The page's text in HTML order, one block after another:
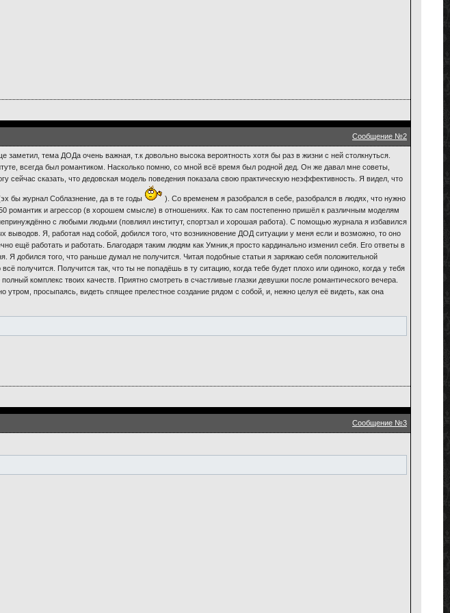
Сообщение №2
заметил, тема ДОДа очень важная, т.к довольно высока вероятность хотя бы раз в жизни с ней столкнуться.
всегда был романтиком. Насколько помню, со мной всё время был родной дед. Он же давал мне советы,
сейчас сказать, что дедовская модель поведения показала свою практическую неэффективность. Я видел, что
бы журнал Соблазнение, да в те годы
). Со временем я разобрался в себе, разобрался в людях, что нужно
романтик и агрессор (в хорошем смысле) в отношениях. Как то сам постепенно пришёл к различным моделям
с любыми людьми (повлиял институт, спортзал и хорошая работа). С помощью журнала я избавился
выводов. Я, работая над собой, добился того, что возникновение ДОД ситуации у меня если и возможно, то оно
ещё работать и работать. Благодаря таким людям как Умник,я просто кардинально изменил себя. Его ответы в
Я добился того, что раньше думал не получится. Читая подобные статьи я заряжаю себя положительной
получится. Получится так, что ты не попадёшь в ту ситацию, когда тебе будет плохо или одиноко, когда у тебя
комплекс твоих качеств. Приятно смотреть в счастливые глазки девушки после романтического вечера.
утром, просыпаясь, видеть спящее прелестное создание рядом с собой, и, нежно целуя её видеть, как она
Сообщение №3